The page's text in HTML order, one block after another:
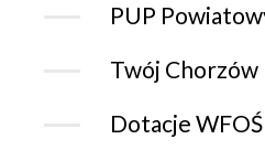
PUP
Twój Chorzów
Dotacje WFOŚ